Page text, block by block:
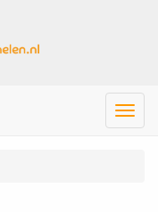
Menu